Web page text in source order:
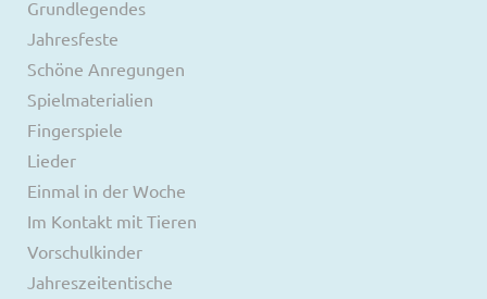
Grundlegendes
Jahresfeste
Schöne Anregungen
Spielmaterialien
Fingerspiele
Lieder
Einmal in der Woche
Im Kontakt mit Tieren
Vorschulkinder
Jahreszeitentische